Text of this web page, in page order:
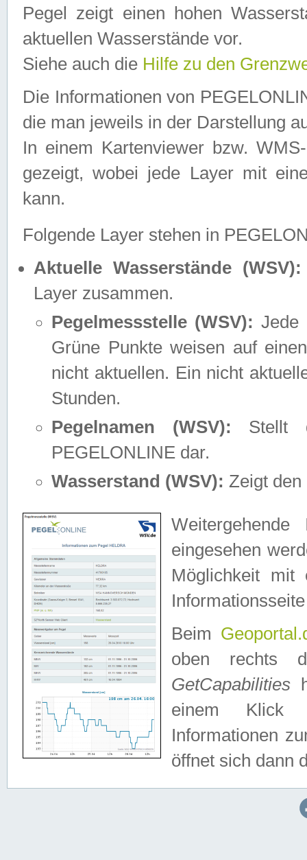
Pegel zeigt einen hohen
aktuellen Wasserstände vor.
Siehe auch die Hilfe zu den
Die Informationen von
die man jeweils in der Darstellung
In einem Kartenviewer bzw.
gezeigt, wobei jede Layer mit
kann.
Folgende Layer stehen in
Aktuelle Wasserstände (WSV):
Layer zusammen.
Pegelmessstelle (WSV): Jede
Grüne Punkte weisen auf
nicht aktuellen. Ein nicht
Stunden.
Pegelnamen (WSV): Stellt
PEGELONLINE dar.
Wasserstand (WSV): Zeigt den
eingesehen
Möglichkeit mit
Beim
oben rechts
GetCapabilities
einem Klick
Informationen
öffnet sich dann